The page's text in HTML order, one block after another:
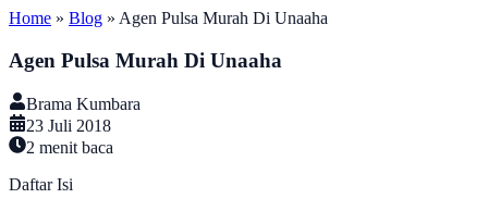
Home » Blog » Agen Pulsa Murah Di Unaaha
Agen Pulsa Murah Di Unaaha
Brama Kumbara
23 Juli 2018
2 menit baca
Daftar Isi